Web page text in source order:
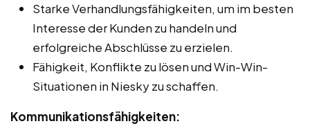
Starke Verhandlungsfähigkeiten, um im besten
Interesse der Kunden zu handeln und
erfolgreiche Abschlüsse zu erzielen.
Fähigkeit, Konflikte zu lösen und Win-Win-
Situationen in Niesky zu schaffen.
Kommunikationsfähigkeiten: